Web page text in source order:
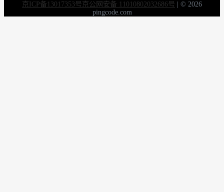
京ICP备13017353号京公网安备 11010802032686号
© 2026
pingcode.com